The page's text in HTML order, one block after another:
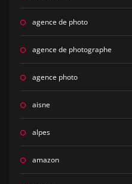
agence de photo
agence de photographe
agence photo
aisne
alpes
amazon